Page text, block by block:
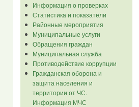
Информация о проверках
Статистика и показатели
Районные мероприятия
Муниципальные услуги
Обращения граждан
Муниципальная служба
Противодействие коррупции
Гражданская оборона и
защита населения и
территории от ЧС.
Информация МЧС